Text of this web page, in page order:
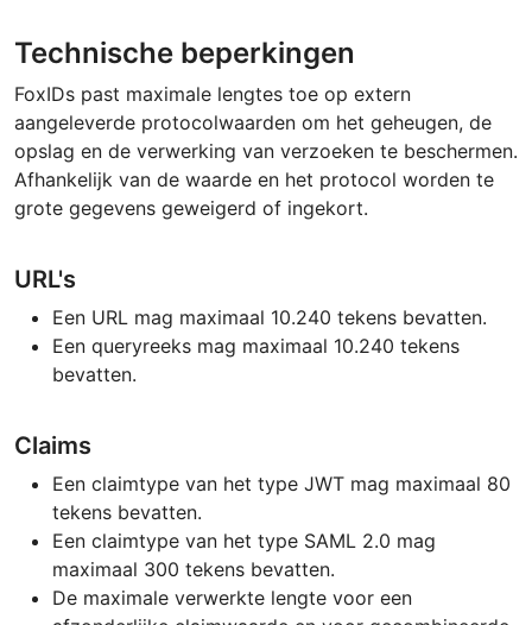
Technische beperkingen
FoxIDs past maximale lengtes toe op extern
aangeleverde protocolwaarden om het geheugen, de
opslag en de verwerking van verzoeken te beschermen.
Afhankelijk van de waarde en het protocol worden te
grote gegevens geweigerd of ingekort.
URL's
Een URL mag maximaal 10.240 tekens bevatten.
Een queryreeks mag maximaal 10.240 tekens
bevatten.
Claims
Een claimtype van het type JWT mag maximaal 80
tekens bevatten.
Een claimtype van het type SAML 2.0 mag
maximaal 300 tekens bevatten.
De maximale verwerkte lengte voor een